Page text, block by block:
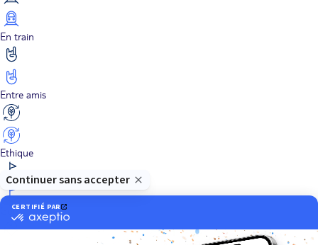
En train
Entre amis
Ethique
Golf